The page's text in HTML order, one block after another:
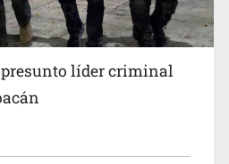
presunto líder criminal